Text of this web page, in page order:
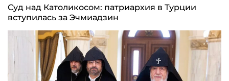
Суд над Католикосом: патриархия в Турции
вступилась за Эчмиадзин